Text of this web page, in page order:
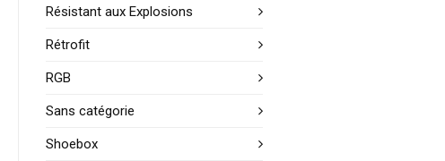
Résistant aux Explosions
Rétrofit
RGB
Sans catégorie
Shoebox